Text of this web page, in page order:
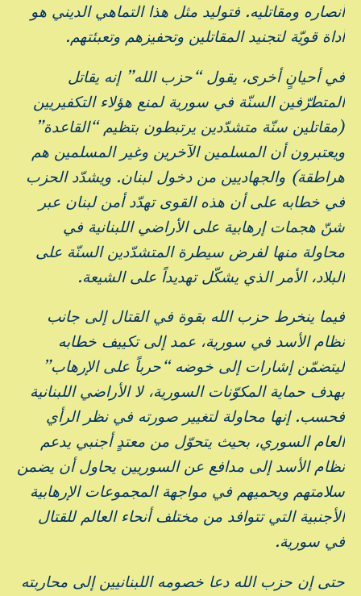
أنصاره ومقاتليه. فتوليد مثل هذا التماهي الديني هو
أداة قويّة لتجنيد المقاتلين وتحفيزهم وتعبئتهم.
في أحيانٍ أخرى، يقول “حزب الله” إنه يقاتل
المتطرّفين السنّة في سورية لمنع هؤلاء التكفيريين
(مقاتلين سنّة متشدّدين يرتبطون بتظيم “القاعدة”
ويعتبرون أن المسلمين الآخرين وغير المسلمين هم
هراطقة) والجهاديين من دخول لبنان. ويشدّد الحزب
في خطابه على أن هذه القوى تهدّد أمن لبنان عبر
شنّ هجمات إرهابية على الأراضي اللبنانية في
محاولة منها لفرض سيطرة المتشدّدين السنّة على
البلاد، الأمر الذي يشكّل تهديداً على الشيعة.
فيما ينخرط حزب الله بقوة في القتال إلى جانب
نظام الأسد في سورية، عمد إلى تكييف خطابه
ليتضمّن إشارات إلى خوضه “حرباً على الإرهاب”
بهدف حماية المكوّنات السورية، لا الأراضي اللبنانية
فحسب. إنها محاولة لتغيير صورته في نظر الرأي
العام السوري، بحيث يتحوّل من معتدٍ أجنبي يدعم
نظام الأسد إلى مدافع عن السوريين يحاول أن يضمن
سلامتهم ويحميهم في مواجهة المجموعات الإرهابية
الأجنبية التي تتوافد من مختلف أنحاء العالم للقتال
في سورية.
حتى إن حزب الله دعا خصومه اللبنانيين إلى محاربته